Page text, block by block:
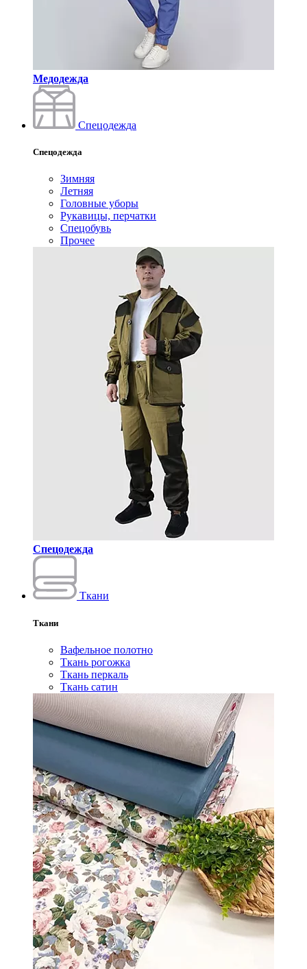
Медодежда
Спецодежда
Спецодежда
Зимняя
Летняя
Головные уборы
Рукавицы, перчатки
Спецобувь
Прочее
Спецодежда
Ткани
Ткани
Вафельное полотно
Ткань рогожка
Ткань перкаль
Ткань сатин